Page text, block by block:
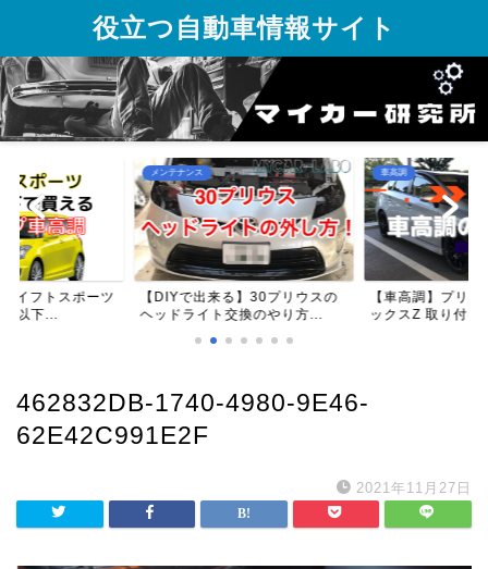
役立つ自動車情報サイト
イフトスポーツ
以下...
メンテナンス
【DIYで出来る】30プリウスの
ヘッドライト交換のやり方...
車高調
【車高調】プリ
ックスZ 取り付け
462832DB-1740-4980-9E46-
62E42C991E2F
2021年11月27日